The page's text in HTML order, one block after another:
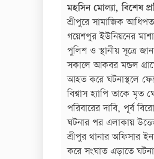
মহসিন মোল্যা, বিশেষ
শ্রীপুরে সামাজিক
গয়েশপুর ইউনিয়নের
পুলিশ ও স্থানীয় সূত্রে
সকালে আকবর মন্ডল
আহত করে ঘটনাস্থলে
বিশ্বাস হ্যাপি তাকে মৃত
পরিবারের দাবি, পূর্ব
ঘটনার পর এলাকায়
শ্রীপুর থানার অফিসার
করে সংঘাত এড়াতে